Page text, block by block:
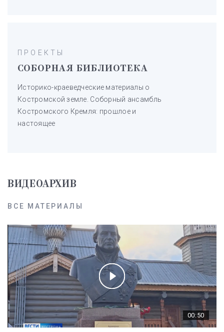
ПРОЕКТЫ
СОБОРНАЯ БИБЛИОТЕКА
Историко-краеведческие материалы о
Костромской земле. Соборный ансамбль
Костромского Кремля: прошлое и
настоящее
ВИДЕОАРХИВ
ВСЕ МАТЕРИАЛЫ
00:50